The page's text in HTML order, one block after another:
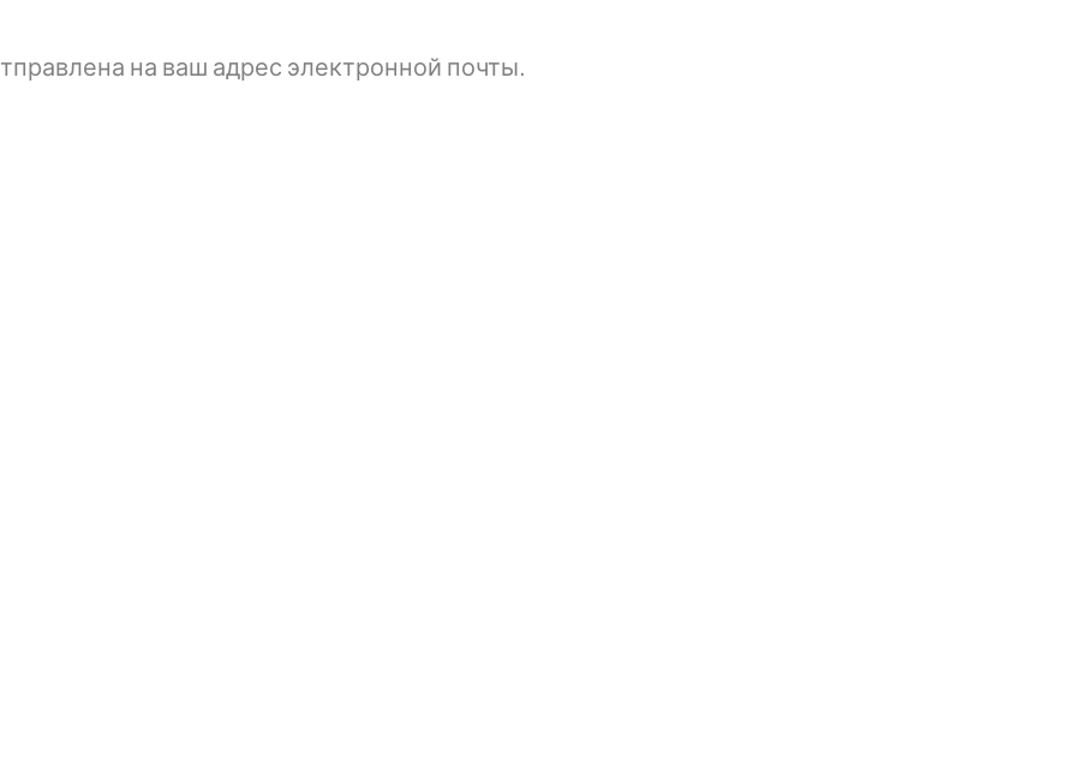
​​на ваш адрес электронной почты.